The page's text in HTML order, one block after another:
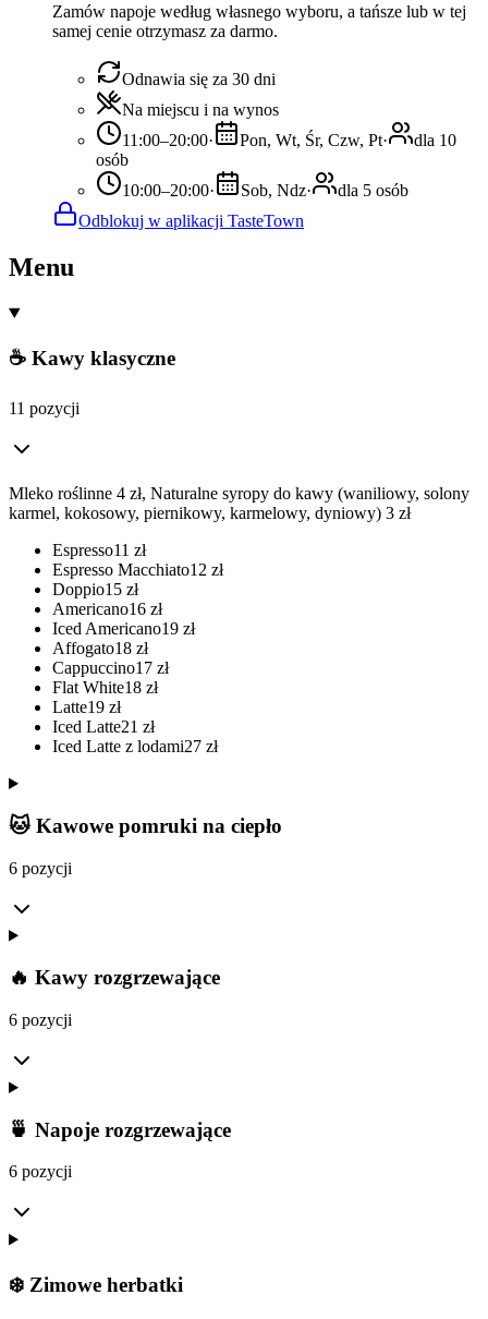
Zamów napoje według własnego wyboru, a tańsze lub w tej
samej cenie otrzymasz za darmo.
Odnawia się za 30 dni
Na miejscu i na wynos
11:00–20:00· Pon, Wt, Śr, Czw, Pt·
dla 10
osób
10:00–20:00· Sob, Ndz·
dla 5 osób
Odblokuj w aplikacji TasteTown
Menu
☕ Kawy klasyczne
11 pozycji
Mleko roślinne 4 zł, Naturalne syropy do kawy (waniliowy, solony
karmel, kokosowy, piernikowy, karmelowy, dyniowy) 3 zł
Espresso11 zł
Espresso Macchiato12 zł
Doppio15 zł
Americano16 zł
Iced Americano19 zł
Affogato18 zł
Cappuccino17 zł
Flat White18 zł
Latte19 zł
Iced Latte21 zł
Iced Latte z lodami27 zł
🐱 Kawowe pomruki na ciepło
6 pozycji
🔥 Kawy rozgrzewające
6 pozycji
🍵 Napoje rozgrzewające
6 pozycji
❄️ Zimowe herbatki